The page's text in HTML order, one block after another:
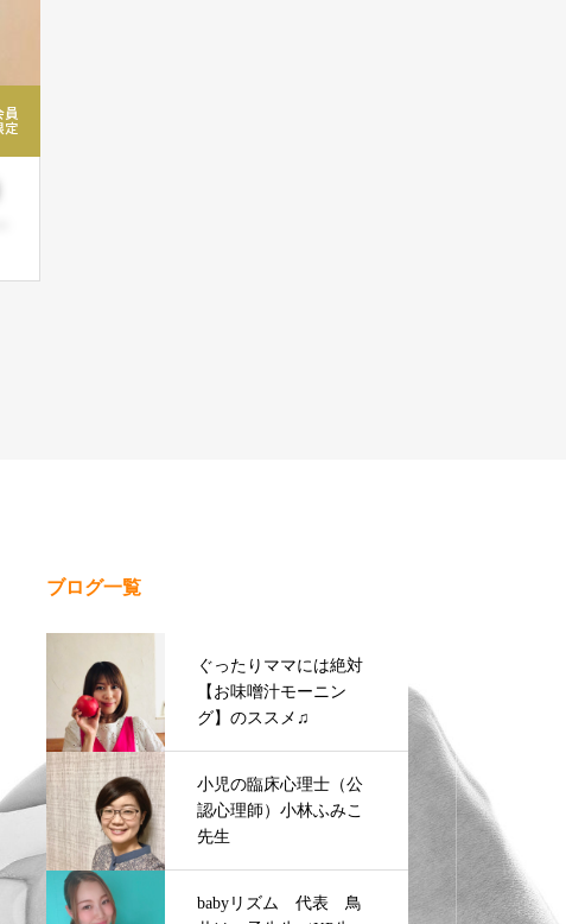
ブログ一覧
ぐったりママには絶対
【お味噌汁モーニン
グ】のススメ♫
小児の臨床心理士（公
認心理師）小林ふみこ
先生
babyリズム 代表 鳥